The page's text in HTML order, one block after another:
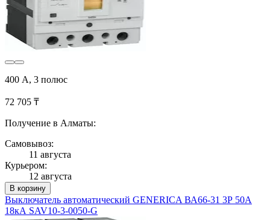
400 А, 3 полюс
72 705 ₸
Получение в Алматы:
Самовывоз:
11 августа
Курьером:
12 августа
В корзину
Выключатель автоматический GENERICA ВА66-31 3Р 50А
18кА SAV10-3-0050-G